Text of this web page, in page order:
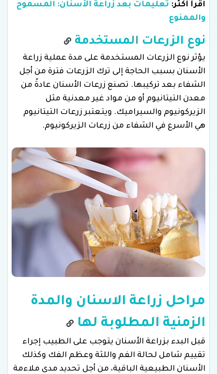
اقرأ أكثر: تعليمات بعد زراعة الأسنان: المسموح
والممنوع
نوع الزرعات المستخدمة
يؤثر نوع الزرعات المستخدمة على مدة عملية زراعة
الأسنان بسبب الحاجة إلى ترك الزرعات فترة من أجل
الشفاء بعد تركيبها. تصنع زرعات الأسنان عادةً من
معدن التيتانيوم أو من مواد غير معدنية مثل
الزيركونيوم والسيراميك. ويتعتبر زرعات التيتانيوم
هي الأسرع في الشفاء من زرعات الزيركونيوم.
مراحل زراعة الاسنان والمدة
الزمنية المطلوبة لها
قبل البدء بزراعة الأسنان يتوجب على الطبيب إجراء
تقييم شامل لحالة الفم واللثة وعظم الفك وكذلك
الأسنان الطبيعية الباقية، من أجل تحديد مدى ملاءمة